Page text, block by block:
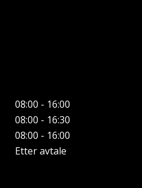
08:00 - 16:00
08:00 - 16:30
08:00 - 16:00
Etter avtale